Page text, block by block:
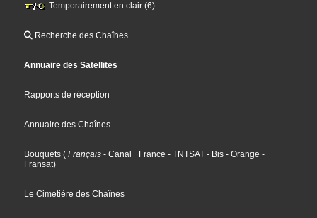
Temporairement en clair (6)
Recherche des Chaînes
Annuaire des Satellites
Rapports de réception
Annuaire des Chaînes
Bouquets ( Français - Canal+ France - TNTSAT - Bis - Orange -
Fransat)
Le Cimetière des Chaînes